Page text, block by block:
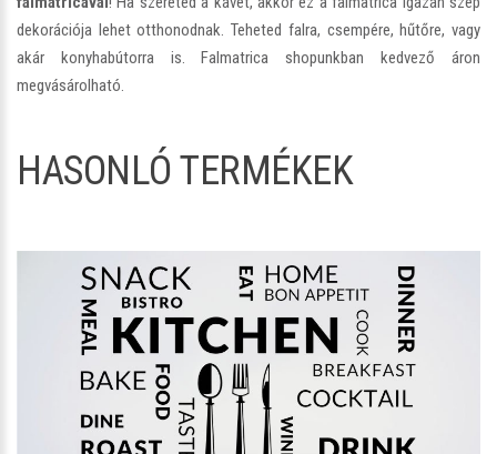
dekorációja lehet otthonodnak. Teheted falra, csempére, hűtőre, vagy
akár konyhabútorra is. Falmatrica shopunkban kedvező áron
megvásárolható.
HASONLÓ TERMÉKEK